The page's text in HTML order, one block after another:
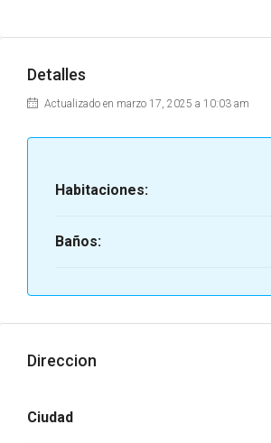
Detalles
Actualizado en marzo 17, 2025 a 10:03 am
Habitaciones:
Baños:
Direccion
Ciudad